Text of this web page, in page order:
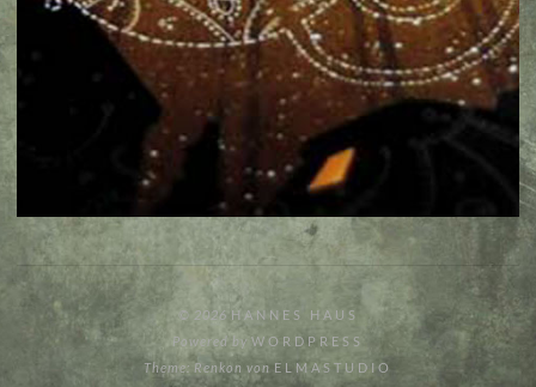
© 2026 HANNES HAUS
Powered by WORDPRESS
Theme: Renkon von ELMASTUDIO